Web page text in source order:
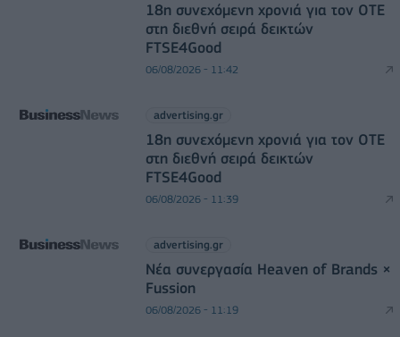
18η συνεχόμενη χρονιά για τον ΟΤΕ
στη διεθνή σειρά δεικτών
FTSE4Good
06/08/2026 - 11:42
advertising.gr
18η συνεχόμενη χρονιά για τον ΟΤΕ
στη διεθνή σειρά δεικτών
FTSE4Good
06/08/2026 - 11:39
advertising.gr
Νέα συνεργασία Heaven of Brands ×
Fussion
06/08/2026 - 11:19